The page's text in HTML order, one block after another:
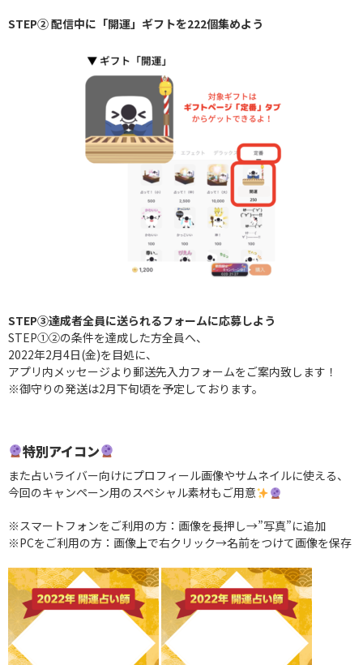
STEP② 配信中に「開運」ギフトを222個集めよう
STEP③達成者全員に送られるフォームに応募しよう
STEP①②の条件を達成した方全員へ、
2022年2月4日(金)を目処に、
アプリ内メッセージより郵送先入力フォームをご案内致します！
※御守りの発送は2月下旬頃を予定しております。
特別アイコン
また占いライバー向けにプロフィール画像やサムネイルに使える、
今回のキャンペーン用のスペシャル素材もご用意
※スマートフォンをご利用の方：画像を長押し→”写真”に追加
※PCをご利用の方：画像上で右クリック→名前をつけて画像を保存